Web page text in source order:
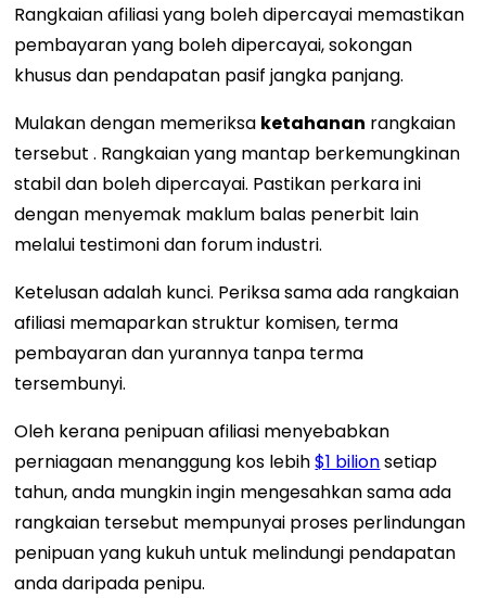
Rangkaian afiliasi yang boleh dipercayai memastikan
pembayaran yang boleh dipercayai, sokongan
khusus dan pendapatan pasif jangka panjang.
Mulakan dengan memeriksa ketahanan rangkaian
tersebut. Rangkaian yang mantap berkemungkinan
stabil dan boleh dipercayai. Pastikan perkara ini
dengan menyemak maklum balas penerbit lain
melalui testimoni dan forum industri.
Ketelusan adalah kunci. Periksa sama ada rangkaian
afiliasi memaparkan struktur komisen, terma
pembayaran dan yurannya tanpa terma
tersembunyi.
Oleh kerana penipuan afiliasi menyebabkan
perniagaan menanggung kos lebih$1 bilionsetiap
tahun, anda mungkin ingin mengesahkan sama ada
rangkaian tersebut mempunyai proses perlindungan
penipuan yang kukuh untuk melindungi pendapatan
anda daripada penipu.